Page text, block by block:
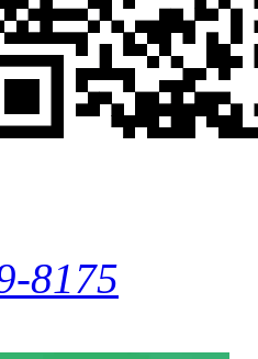
8175